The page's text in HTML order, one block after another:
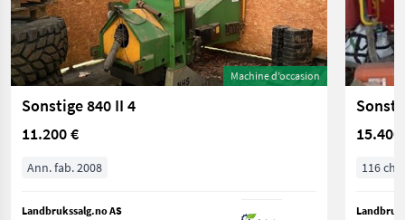
Machine d’occasion
Sonstige 840 II 4
11.200 €
Ann. fab. 2008
Landbrukssalg.no AS
15.400
116 ch/